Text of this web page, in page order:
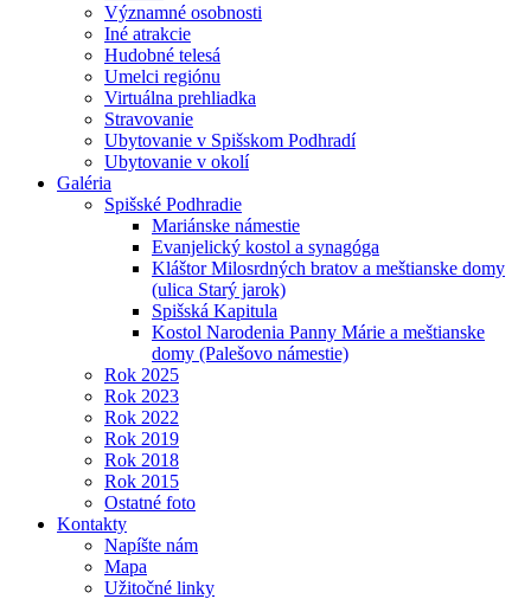
Významné osobnosti
Iné atrakcie
Hudobné telesá
Umelci regiónu
Virtuálna prehliadka
Stravovanie
Ubytovanie v Spišskom Podhradí
Ubytovanie v okolí
Galéria
Spišské Podhradie
Mariánske námestie
Evanjelický kostol a synagóga
Kláštor Milosrdných bratov a meštianske domy
(ulica Starý jarok)
Spišská Kapitula
Kostol Narodenia Panny Márie a meštianske
domy (Palešovo námestie)
Rok 2025
Rok 2023
Rok 2022
Rok 2019
Rok 2018
Rok 2015
Ostatné foto
Kontakty
Napíšte nám
Mapa
Užitočné linky